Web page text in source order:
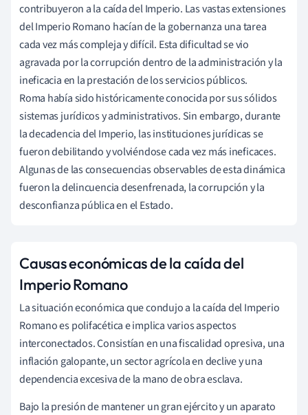
contribuyeron a la caída del Imperio. Las vastas extensiones
del Imperio Romano hacían de la gobernanza una tarea
cada vez más compleja y difícil. Esta dificultad se vio
agravada por la corrupción dentro de la administración y la
ineficacia en la prestación de los servicios públicos.
Roma había sido históricamente conocida por sus sólidos
sistemas jurídicos y administrativos. Sin embargo, durante
la decadencia del Imperio, las instituciones jurídicas se
fueron debilitando y volviéndose cada vez más ineficaces.
Algunas de las consecuencias observables de esta dinámica
fueron la delincuencia desenfrenada, la corrupción y la
desconfianza pública en el Estado.
Causas económicas de la caída del
Imperio Romano
La situación económica que condujo a la caída del Imperio
Romano es polifacética e implica varios aspectos
interconectados. Consistían en una fiscalidad opresiva, una
inflación galopante, un sector agrícola en declive y una
dependencia excesiva de la mano de obra esclava.
Bajo la presión de mantener un gran ejército y un aparato